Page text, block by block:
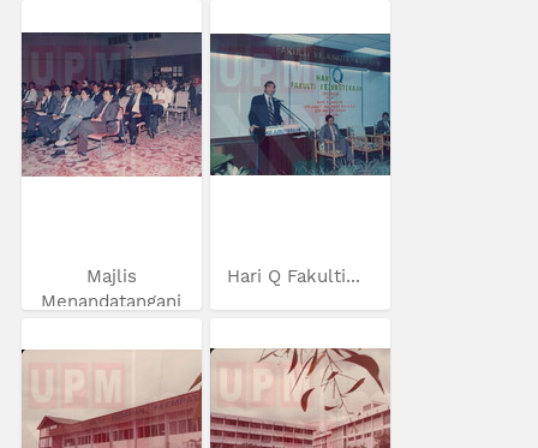
Majlis
Menandatangani
Hari Q Fakulti...